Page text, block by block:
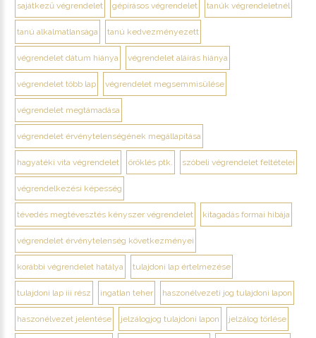
sajátkezű végrendelet gépírásos végrendelet tanúk végrendeletnél
tanú alkalmatlansága tanú kedvezményezett
végrendelet dátum hiánya végrendelet aláírás hiánya
végrendelet több lap végrendelet megsemmisülése
végrendelet megtámadása
végrendelet érvénytelenségének megállapítása
hagyatéki vita végrendelet öröklés ptk. szóbeli végrendelet feltételei
végrendelkezési képesség
tévedés megtévesztés kényszer végrendelet kitagadás formai hibája
végrendelet érvénytelenség következményei
korábbi végrendelet hatálya tulajdoni lap értelmezése
tulajdoni lap iii rész ingatlan teher haszonélvezeti jog tulajdoni lapon
haszonélvezet jelentése jelzálogjog tulajdoni lapon jelzálog törlése